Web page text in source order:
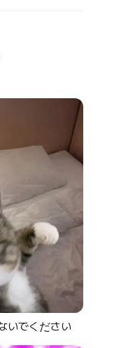
いでください